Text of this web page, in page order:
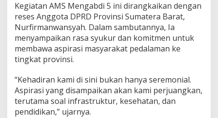
Kegiatan AMS Mengabdi 5 ini dirangkaikan dengan
reses Anggota DPRD Provinsi Sumatera Barat,
Nurfirmanwansyah. Dalam sambutannya, Ia
menyampaikan rasa syukur dan komitmen untuk
membawa aspirasi masyarakat pedalaman ke
tingkat provinsi.
“Kehadiran kami di sini bukan hanya seremonial.
Aspirasi yang disampaikan akan kami perjuangkan,
terutama soal infrastruktur, kesehatan, dan
pendidikan,” ujarnya.